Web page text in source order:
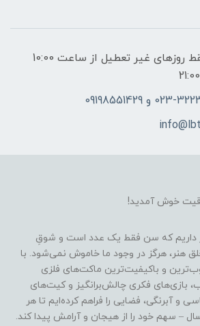
ساعات پاسخگویی: فقط روزهای غیر تعطیل از ساعت 10:00
و 09198551429
خوش آمدید!
داریم که سن فقط یک عدد است و شوقِ
هنر، هرگز در وجود ما خاموش نمی‌شود. با
و باکیفیت‌ترین ماکت‌های فلزی
بازی‌های فکری چالش‌برانگیز و کیت‌های
آبرنگی، فضایی را فراهم کرده‌ایم تا هر
– سهم خود را از هیجان و آرامش پیدا کند.